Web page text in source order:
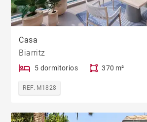
Casa
Biarritz
5 dormitorios 370 m²
REF. M1828